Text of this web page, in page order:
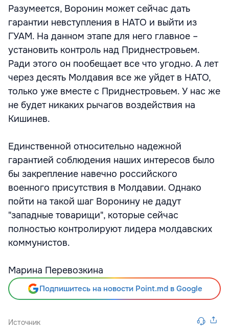
Разумеется, Воронин может сейчас дать
гарантии невступления в НАТО и выйти из
ГУАМ. На данном этапе для него главное –
установить контроль над Приднестровьем.
Ради этого он пообещает все что угодно. А лет
через десять Молдавия все же уйдет в НАТО,
только уже вместе с Приднестровьем. У нас же
не будет никаких рычагов воздействия на
Кишинев.
Единственной относительно надежной
гарантией соблюдения наших интересов было
бы закрепление навечно российского
военного присутствия в Молдавии. Однако
пойти на такой шаг Воронину не дадут
"западные товарищи", которые сейчас
полностью контролируют лидера молдавских
коммунистов.
Марина Перевозкина
Подпишитесь на новости Point.md в Google
Источник